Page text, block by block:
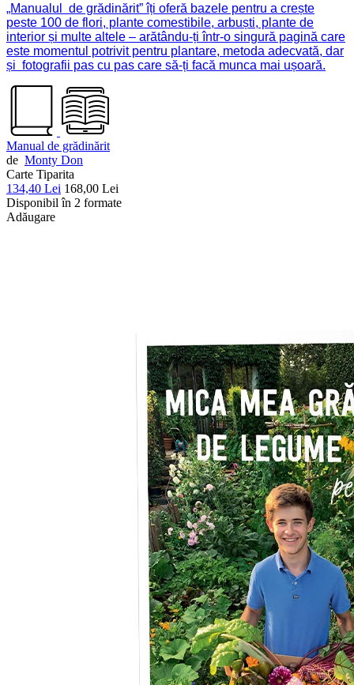
„Manualul de grădinărit” îți oferă bazele pentru a crește
peste 100 de flori, plante comestibile, arbuști, plante de
interior și multe altele – arătându-ți într-o singură pagină care
este momentul potrivit pentru plantare, metoda adecvată, dar
și fotografii pas cu pas care să-ți facă munca mai ușoară.
Manual de grădinărit
de Monty Don
Carte Tiparita
134,40 Lei 168,00 Lei
Disponibil în 2 formate
Adăugare